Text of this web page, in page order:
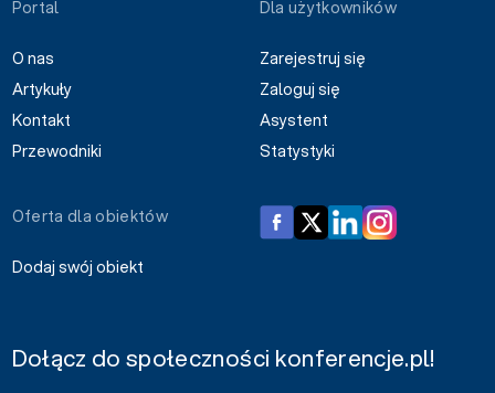
Portal
O nas
Artykuły
Kontakt
Przewodniki
Dla użytkowników
Zarejestruj się
Zaloguj się
Asystent
Statystyki
Oferta dla obiektów
Dodaj swój obiekt
Dołącz do społeczności konferencje.pl!